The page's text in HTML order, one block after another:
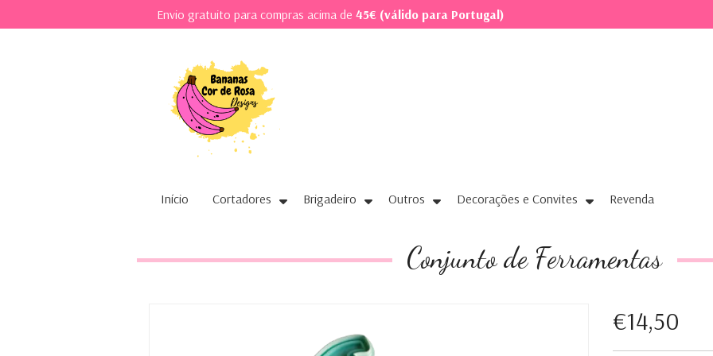
Envio gratuito para compras acima de 45€ (válido para Portugal)
Início Cortadores Brigadeiro Outros Decorações e Convites Revenda
Conjunto de Ferramentas
€14,50